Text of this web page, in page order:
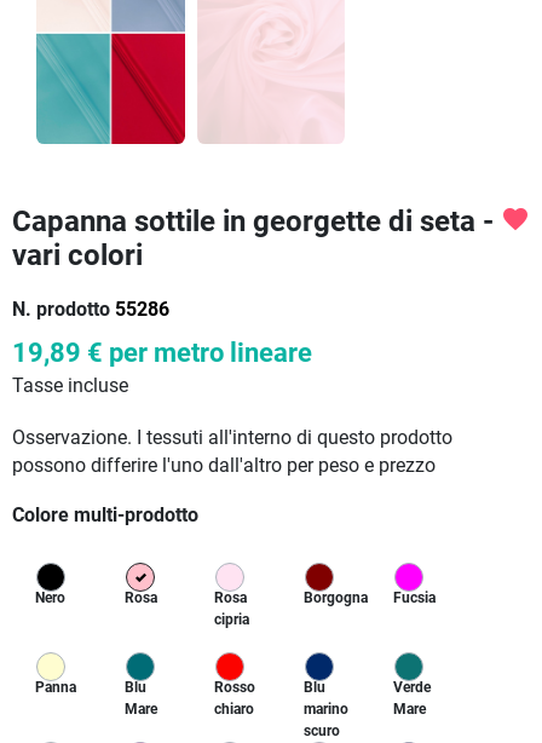
Capanna sottile in georgette di seta -
vari colori
N. prodotto 55286
favorite
19,89 € per metro lineare
Tasse incluse
Osservazione. I tessuti all'interno di questo prodotto
possono differire l'uno dall'altro per peso e prezzo
Colore multi-prodotto
Nero Rosa
Rosa
cipria
Borgogna Fucsia
Panna
Blu
Mare
Rosso
chiaro
Blu
marino
scuro
Verde
Mare